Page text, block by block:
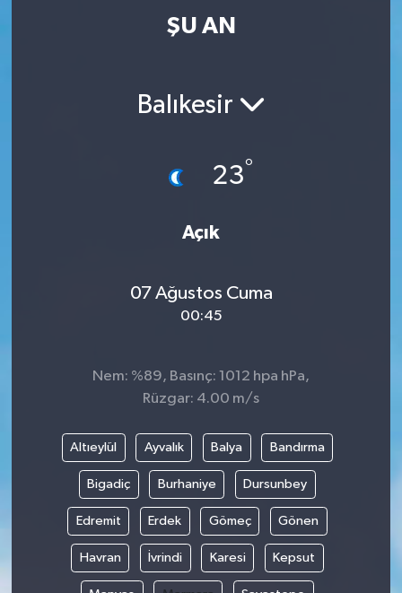
ŞU AN
Balıkesir
23°
Açık
07 Ağustos Cuma
00:45
Nem: %89, Basınç: 1012 hpa hPa,
Rüzgar: 4.00 m/s
Altıeylül Ayvalık Balya Bandırma
Bigadiç Burhaniye Dursunbey
Edremit Erdek Gömeç Gönen
Havran İvrindi Karesi Kepsut